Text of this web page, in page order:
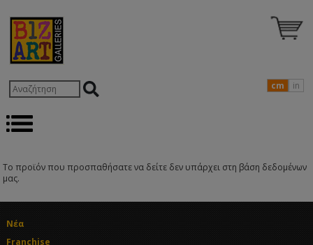
cm in
Το προϊόν που προσπαθήσατε να δείτε δεν υπάρχει στη βάση δεδομένων
μας.
Νέα
Franchise